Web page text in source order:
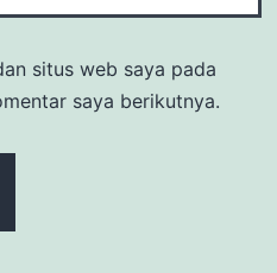
situs web saya pada
saya berikutnya.